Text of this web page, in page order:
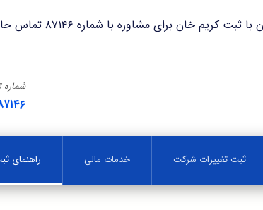
مشاوره با شماره ۸۷۱۴۶ تماس حاصل فرمایید.
ثبت تغییرات شرکت خدمات مالی راهنمای